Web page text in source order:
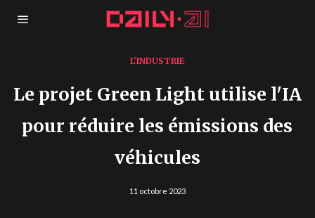
L'INDUSTRIE
Le projet Green Light utilise l'IA
pour réduire les émissions des
véhicules
11 octobre 2023